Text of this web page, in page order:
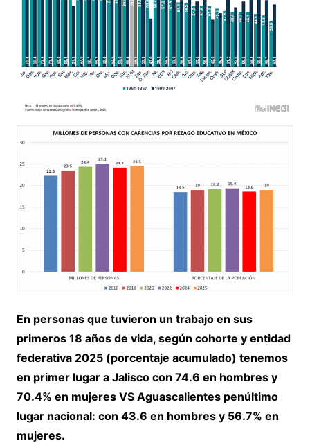
En personas que tuvieron un trabajo en sus
primeros 18 años de vida, según cohorte y entidad
federativa 2025 (porcentaje acumulado) tenemos
en primer lugar a Jalisco con 74.6 en hombres y
70.4% en mujeres VS Aguascalientes penúltimo
lugar nacional: con 43.6 en hombres y 56.7% en
mujeres.